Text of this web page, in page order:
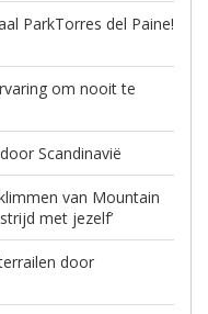
ParkTorres del Paine!
om nooit te
Scandinavië
van Mountain
met jezelf’
door